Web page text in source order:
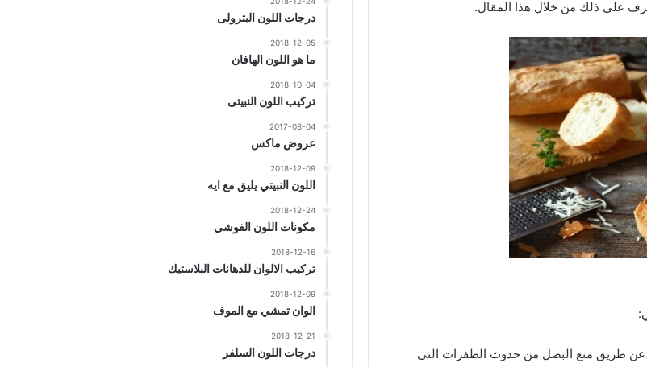
على ذلك من خلال هذا المقال.
طريق منع البصل من حدوث الطفرات التي
درجات اللون البترولى
2018-12-05
ما هو اللون الهافان
2018-10-04
تركيب اللون النبيتى
2017-08-04
عروض ماكس
2018-12-09
اللون النبيتي يليق مع ايه
2018-12-24
مكونات اللون الفوشي
2018-12-16
تركيب الالوان للدهانات البلاستيك
2018-12-09
الوان تمشي مع الموف
2018-12-21
درجات اللون السلفر